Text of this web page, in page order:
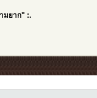
มยาก" :.